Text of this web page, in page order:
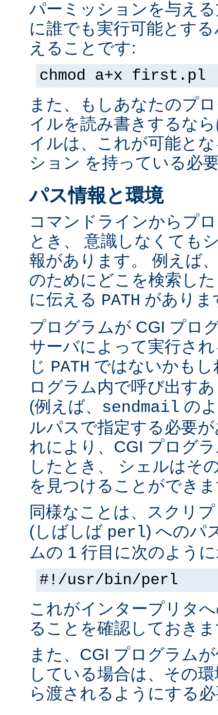
パーミッションを与え
に誰でも実行可能とす
えることです:
chmod a+x first.pl
また、もしあなたのプ
イルを読み書きするな
イルは、これが可能と
ション を持っている必
パス情報と環境
コマンドラインからプ
とき、 意識しなくても
報があります。 例えば
のためにどこを検索し
に伝える PATH がありま
プログラムが CGI プロ
サーバによって実行さ
じ PATH ではないかも
ログラム内で呼び出す
(例えば、 sendmail の
ルパスで指定する必要
れにより、CGI プログ
したとき、 シェルはそ
を見つけることができ
同様なことは、スクリ
(しばしば perl) へのパ
ムの 1 行目に次のよう
#!/usr/bin/perl
これがインタープリタ
ることを確認しておき
また、CGI プログラム
している場合は、その
ら渡されるようにする